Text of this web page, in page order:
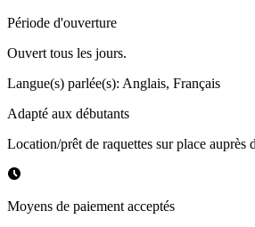
Période d'ouverture
Ouvert tous les jours.
Langue(s) parlée(s): Anglais, Français
Adapté aux débutants
Location/prêt de raquettes sur place auprès
Moyens de paiement acceptés